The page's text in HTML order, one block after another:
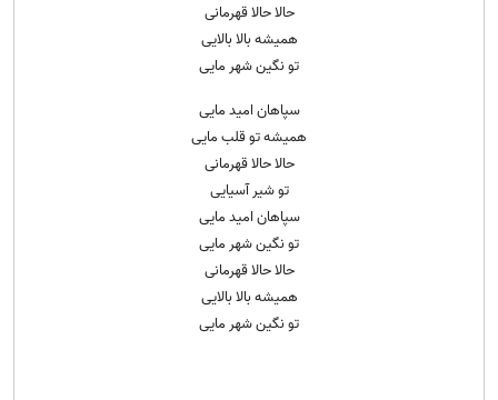
حالا حالا قهرمانی
همیشه بالا بالایی
تو نگین شهر مایی
سپاهان امید مایی
همیشه تو قلب مایی
حالا حالا قهرمانی
تو شیر آسیایی
سپاهان امید مایی
تو نگین شهر مایی
حالا حالا قهرمانی
همیشه بالا بالایی
تو نگین شهر مایی